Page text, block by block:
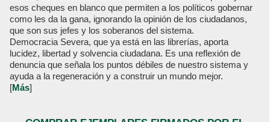
esos cheques en blanco que permiten a los políticos gobernar
como les da la gana, ignorando la opinión de los ciudadanos,
que son sus jefes y los soberanos del sistema.
Democracia Severa, que ya está en las librerías, aporta
lucidez, libertad y solvencia ciudadana. Es una reflexión de
denuncia que señala los puntos débiles de nuestro sistema y
ayuda a la regeneración y a construir un mundo mejor.
[Más]